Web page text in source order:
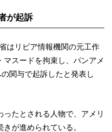
が起訴
はリビア情報機関の元工作
マスードを拘束し、パンアメ
関与で起訴したと発表し
たとされる人物で、アメリ
が進められている。